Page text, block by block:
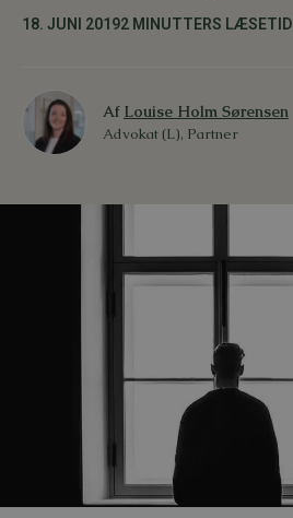
18. JUNI 20192 MINUTTERS LÆSETID
Af Louise Holm Sørensen
Advokat (L), Partner